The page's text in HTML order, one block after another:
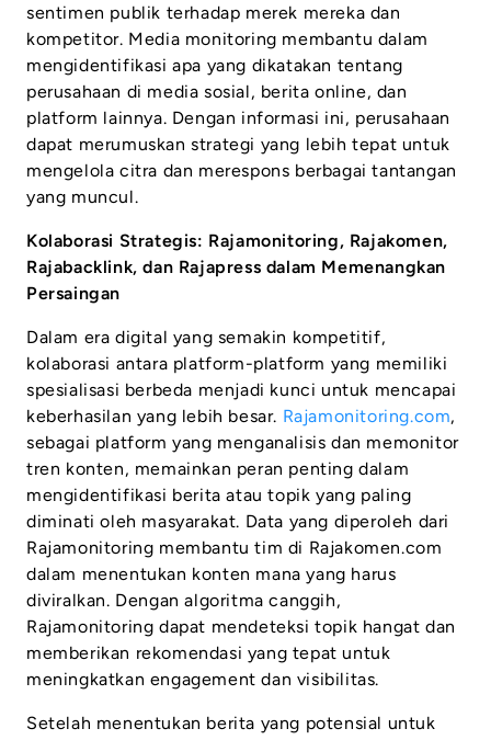
sentimen publik terhadap merek mereka dan
kompetitor. Media monitoring membantu dalam
mengidentifikasi apa yang dikatakan tentang
perusahaan di media sosial, berita online, dan
platform lainnya. Dengan informasi ini, perusahaan
dapat merumuskan strategi yang lebih tepat untuk
mengelola citra dan merespons berbagai tantangan
yang muncul.
Kolaborasi Strategis: Rajamonitoring, Rajakomen,
Rajabacklink, dan Rajapress dalam Memenangkan
Persaingan
Dalam era digital yang semakin kompetitif,
kolaborasi antara platform-platform yang memiliki
spesialisasi berbeda menjadi kunci untuk mencapai
keberhasilan yang lebih besar. Rajamonitoring.com,
sebagai platform yang menganalisis dan memonitor
tren konten, memainkan peran penting dalam
mengidentifikasi berita atau topik yang paling
diminati oleh masyarakat. Data yang diperoleh dari
Rajamonitoring membantu tim di Rajakomen.com
dalam menentukan konten mana yang harus
diviralkan. Dengan algoritma canggih,
Rajamonitoring dapat mendeteksi topik hangat dan
memberikan rekomendasi yang tepat untuk
meningkatkan engagement dan visibilitas.
Setelah menentukan berita yang potensial untuk